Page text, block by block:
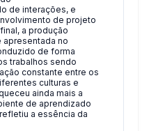
de interações, e
de projeto
a produção
no
de forma
trabalhos sendo
constante entre os
culturas e
ainda mais a
de aprendizado
a essência da